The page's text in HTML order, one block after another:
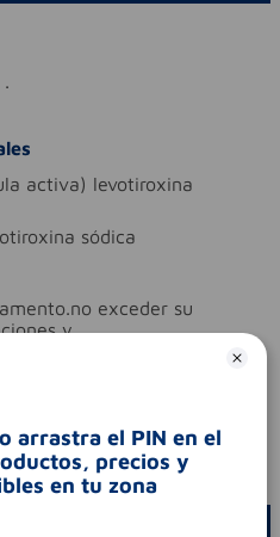
.
activa) levotiroxina
sódica
exceder su
y
0001709-r2
arrastra el PIN en el
precios y
en tu zona